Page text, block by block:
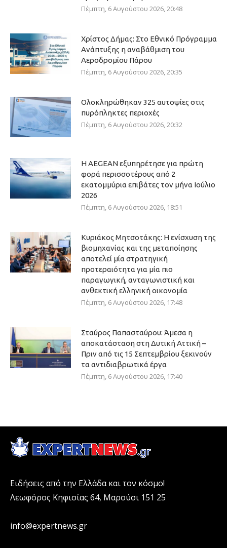
Πέμπτη, 6 Αυγούστου 2026, 20:48
Χρίστος Δήμας: Στο Εθνικό Πρόγραμμα
Ανάπτυξης η αναβάθμιση του
Αεροδρομίου Πάρου
Πέμπτη, 6 Αυγούστου 2026, 20:35
Ολοκληρώθηκαν 325 αυτοψίες στις
πυρόπληκτες περιοχές
Πέμπτη, 6 Αυγούστου 2026, 20:32
Η AEGEAN εξυπηρέτησε για πρώτη
φορά περισσοτέρους από 2
εκατομμύρια επιβάτες τον μήνα Ιούλιο
2026
Πέμπτη, 6 Αυγούστου 2026, 18:51
Κυριάκος Μητσοτάκης: Η ενίσχυση της
βιομηχανίας και της μεταποίησης
αποτελεί μία στρατηγική
προτεραιότητα για μία πιο
παραγωγική, ανταγωνιστική και
ανθεκτική ελληνική οικονομία
Πέμπτη, 6 Αυγούστου 2026, 17:48
Σταύρος Παπασταύρου: Άμεσα η
αποκατάσταση στη Δυτική Αττική –
Πριν από τις 15 Σεπτεμβρίου ξεκινούν
τα αντιδιαβρωτικά έργα
Πέμπτη, 6 Αυγούστου 2026, 17:40
Ειδήσεις από την Ελλάδα και τον κόσμο!
Λεωφόρος Κηφισίας 64, Μαρούσι 151 25
info@expertnews.gr